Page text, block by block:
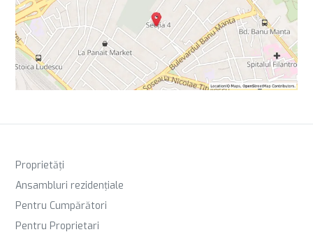
Proprietăți
Ansambluri rezidențiale
Pentru Cumpărători
Pentru Proprietari